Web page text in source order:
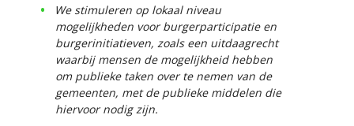
We stimuleren op lokaal niveau
mogelijkheden voor burgerparticipatie en
burgerinitiatieven, zoals een uitdaagrecht
waarbij mensen de mogelijkheid hebben
om publieke taken over te nemen van de
gemeenten, met de publieke middelen die
hiervoor nodig zijn.